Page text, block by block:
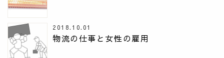
2018.10.01
物流の仕事と女性の雇用